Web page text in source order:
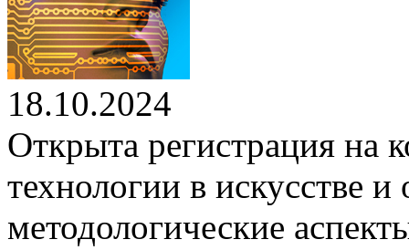
18.10.2024
Открыта регистрация на
технологии в искусстве
методологические